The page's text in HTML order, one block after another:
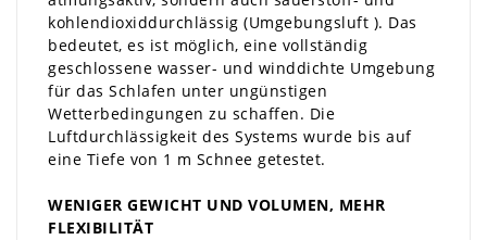
kohlendioxiddurchlässig (Umgebungsluft ). Das
bedeutet, es ist möglich, eine vollständig
geschlossene wasser- und winddichte Umgebung
für das Schlafen unter ungünstigen
Wetterbedingungen zu schaffen. Die
Luftdurchlässigkeit des Systems wurde bis auf
eine Tiefe von 1 m Schnee getestet.
WENIGER GEWICHT UND VOLUMEN, MEHR
FLEXIBILITÄT